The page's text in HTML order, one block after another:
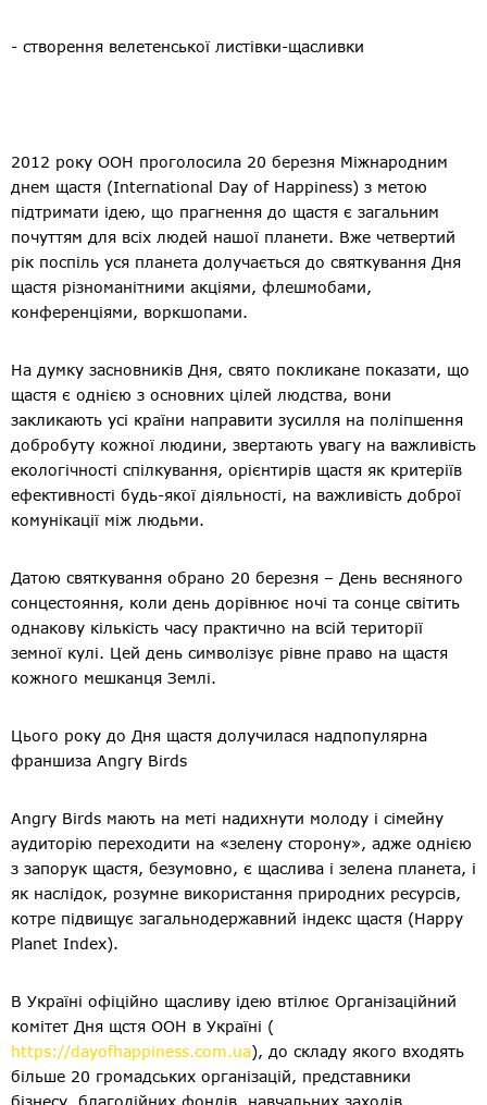
- створення велетенської листівки-щасливки
2012 року ООН проголосила 20 березня Міжнародним
днем щастя (International Day of Happiness) з метою
підтримати ідею, що прагнення до щастя є загальним
почуттям для всіх людей нашої планети. Вже четвертий
рік поспіль уся планета долучається до святкування Дня
щастя різноманітними акціями, флешмобами,
конференціями, воркшопами.
На думку засновників Дня, свято покликане показати, що
щастя є однією з основних цілей людства, вони
закликають усі країни направити зусилля на поліпшення
добробуту кожної людини, звертають увагу на важливість
екологічності спілкування, орієнтирів щастя як критеріїв
ефективності будь-якої діяльності, на важливість доброї
комунікації між людьми.
Датою святкування обрано 20 березня – День весняного
сонцестояння, коли день дорiвнює ночi та сонце світить
однакову кількість часу практично на всій території
земної кулi. Цей день символізує рiвне право на щастя
кожного мешканця Землi.
Цього року до Дня щастя долучилася надпопулярна
франшиза Angry Birds
Angry Birds мають на меті надихнути молоду і сімейну
аудиторію переходити на «зелену сторону», адже однією
з запорук щастя, безумовно, є щаслива і зелена планета, і
як наслідок, розумне використання природних ресурсів,
котре підвищує загальнодержавний індекс щастя (Happy
Planet Index).
В Україні офіційно щасливу ідею втілює Організаційний
комітет Дня щстя ООН в Україні (
https://dayofhappiness.com.ua), до складу якого входять
більше 20 громадських організацій, представники